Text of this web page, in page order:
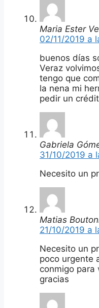
Maria Ester
02/11/2019 a
buenos días
Veraz
tengo que
la nena mi
pedir un
Gabriela
31/10/2019 a
Necesito un
Matias
21/10/2019 a
Necesito un
poco urgente
conmigo para
gracias